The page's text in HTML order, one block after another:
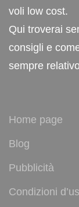
voli low cost.
Qui troverai
consigli e
sempre
Home page
Blog
Pubblicità
Condizioni